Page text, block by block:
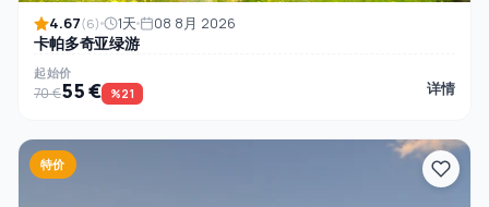
4.67(6) 1天 08 8月 2026
卡帕多奇亚绿游
起始价
70 €55 € %21 详情
特价